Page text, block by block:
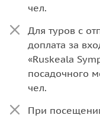
чел.
Для туров с
доплата за
«Ruskeala
посадочного
чел.
При